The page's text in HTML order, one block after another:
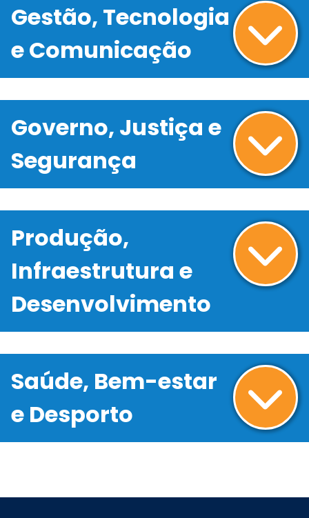
Gestão, Tecnologia
e Comunicação
Governo, Justiça e
Segurança
Produção,
Infraestrutura e
Desenvolvimento
Saúde, Bem-estar
e Desporto